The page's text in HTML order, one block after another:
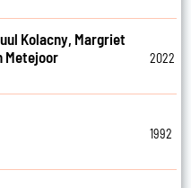
Kolacny, Margriet
Metejoor
2022
1992